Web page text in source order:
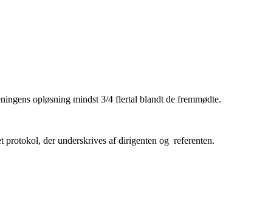
opløsning mindst 3/4 flertal blandt de fremmødte.
protokol, der underskrives af dirigenten og referenten.